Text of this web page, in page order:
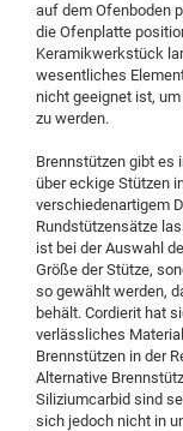
auf dem Ofenboden
die Ofenplatte
Keramikwerkstück
wesentliches
nicht geeignet ist,
zu werden.
Brennstützen gibt es
über eckige Stützen
verschiedenartigem
Rundstützensätze
ist bei der Auswahl
Größe der Stütze,
so gewählt werden,
behält. Cordierit hat
verlässliches
Brennstützen in der
Alternative
Siliziumcarbid sind
sich jedoch nicht in